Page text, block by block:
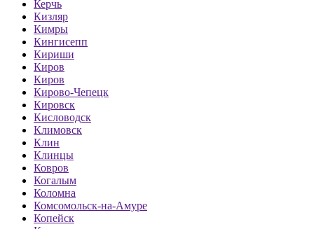
Керчь
Кизляр
Кимры
Кингисепп
Кириши
Киров
Киров
Кирово-Чепецк
Кировск
Кисловодск
Климовск
Клин
Клинцы
Ковров
Когалым
Коломна
Комсомольск-на-Амуре
Копейск